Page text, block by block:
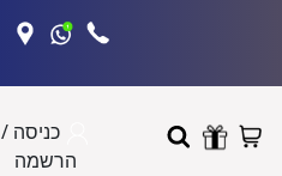
כניסה /
הרשמה